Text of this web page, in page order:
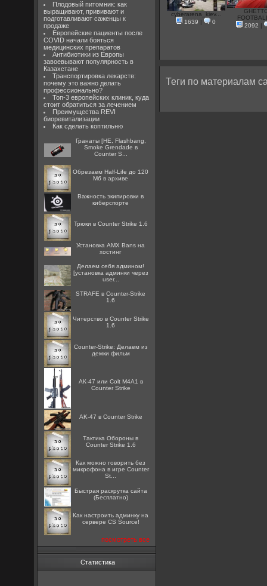
Плодовый питомник: как
выращивают, прививают и
подготавливают саженцы к
продаже
Европейские пациенты после
COVID начали бояться
медицинских препаратов
Антибиотики из Европы
завоевывают популярность в
Казахстане
Транспортировка лекарств:
почему это важно делать
профессионально?
Топ-3 европейских клиник, куда
стоит обратиться за лечением
Преимущества REVI
биоревитализации
Как сделать коптильню
Гранаты [HE, Flashbang,
Smoke Grendade в
Counter S...
Обрезаем Half-Life до 120
Мб в архиве
Важность экипировки в
киберспорте
Трюки в Counter Strike 1.6
Установка AMX Bans на
хостинг
Делаем себя админом!
[установка админки через
user...
STRAFE в Counter-Strike
1.6
Читерство в Counter Strike
1.6
Counter-Strike: Делаем из
демки фильм
АК-47 или Colt M4A1 в
Counter Strike
AK-47 в Counter Strike
Тактика Обороны в
Counter Strike 1.6
Как можно говорить без
микрофона в игре Counter
St...
Быстрая раскрутка сайта
(Бесплатно)
Как настроить админку на
сервере CS Source!
посмотреть все
Статистика
cyberarena_kiev...
1639
| 0
2092
|
Теги по материалам